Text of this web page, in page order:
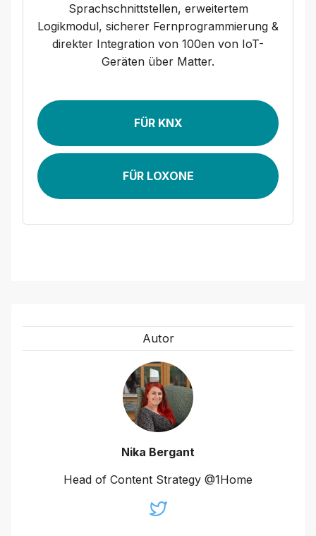
Sprachschnittstellen, erweitertem
Logikmodul, sicherer Fernprogrammierung &
direkter Integration von 100en von IoT-
Geräten über Matter.
FÜR KNX
FÜR LOXONE
Autor
Nika Bergant
Head of Content Strategy @1Home